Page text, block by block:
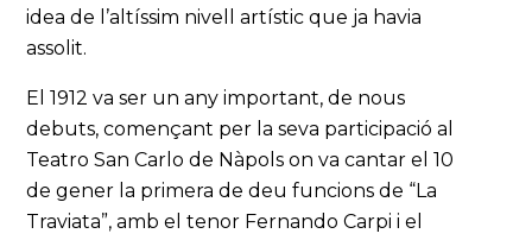
idea de l’altíssim nivell artístic que ja havia
assolit.
El 1912 va ser un any important, de nous
debuts, començant per la seva participació al
Teatro San Carlo de Nàpols on va cantar el 10
de gener la primera de deu funcions de “La
Traviata”, amb el tenor Fernando Carpi i el